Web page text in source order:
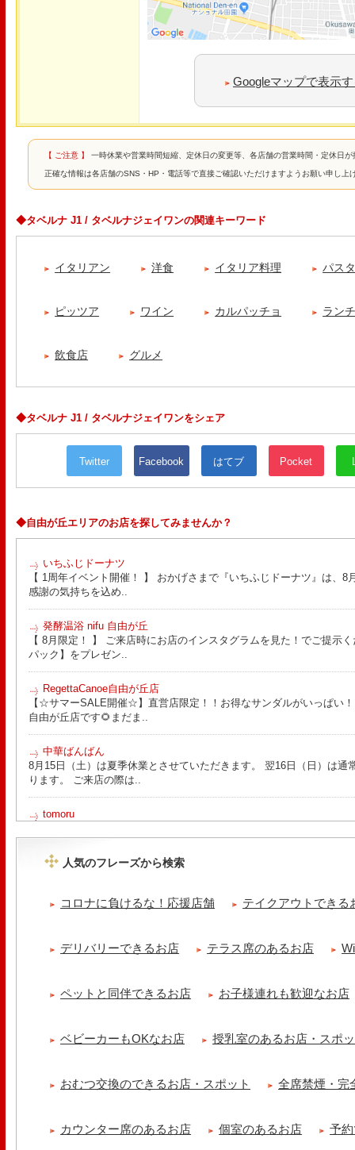
Googleマップで表示
【 ご注意 】 一時休業や営業時間短縮、定休日の変更等、各店舗の営業時間・定休日
正確な情報は各店舗のSNS・HP・電話等で直接ご確認いただけますようお願い申し上
◆タベルナ J1 / タベルナジェイワンの関連キーワード
イタリアン 洋食 イタリア料理 パス
ピッツア ワイン カルパッチョ ラン
飲食店 グルメ
◆タベルナ J1 / タベルナジェイワンをシェア
Twitter Facebook はてブ Pocket
◆自由が丘エリアのお店を探してみませんか？
いちふじドーナツ
【 1周年イベント開催！ 】 おかげさまで『いちふじドーナツ』は、8
感謝の気持ちを込め..
発酵温浴 nifu 自由が丘
【 8月限定！ 】 ご来店時にお店のインスタグラムを見た！でご提示
パック】をプレゼン..
RegettaCanoe自由が丘店
【☆サマーSALE開催☆】直営店限定！！お得なサンダルがいっぱい
自由が丘店です🌻まだま..
中華ばんばん
8月15日（土）は夏季休業とさせていただきます。 翌16日（日）は通
ります。 ご来店の際は..
tomoru
煮込みました ニースの郷..
【 よもぎ蒸しやリラクゼーション専門の顧問契約 】 冷え性改善協会
人気のフレーズから検索
コロナに負けるな！応援店舗 テイクアウトできる
デリバリーできるお店 テラス席のあるお店
ペットと同伴できるお店 お子様連れも歓迎なお店
ベビーカーもOKなお店 授乳室のあるお店・スポ
おむつ交換のできるお店・スポット 全席禁煙・完
カウンター席のあるお店 個室のあるお店 予